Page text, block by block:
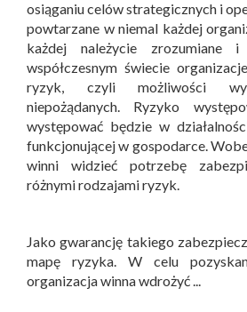
osiąganiu celów strategicznych i
powtarzane w niemal każdej
każdej należycie zrozumiane i
współczesnym świecie
ryzyk, czyli możliwości
niepożądanych. Ryzyko
występować będzie w
funkcjonującej w gospodarce.
winni widzieć potrzebę
różnymi rodzajami ryzyk.
Jako gwarancję takiego
mapę ryzyka. W celu
organizacja winna wdrożyć ...